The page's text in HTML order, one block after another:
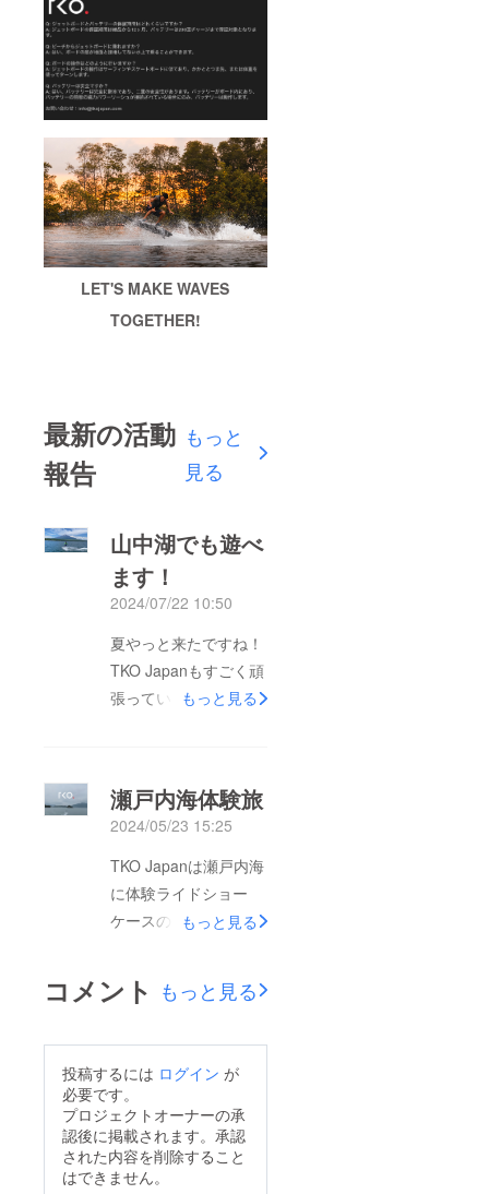
LET'S MAKE WAVES
TOGETHER!
最新の活動
報告
もっと
見る
山中湖でも遊べ
ます！
2024/07/22 10:50
夏やっと来たですね！
TKO Japanもすごく頑
張っているでやっと山
Yamanakako too!この
夏最高の水上遊びしな
い？ロイドより
もっと見る
瀬戸内海体験旅
2024/05/23 15:25
TKO Japanは瀬戸内海
に体験ライドショー
ケースのために行きま
て、瀬戸内海の美しさ
を体験できて嬉しかっ
ていて僕もとても嬉し
かったです。あいにく
天候には恵まれません
でしたが、良い体験試
もっと見る
コメント もっと見る
投稿するには ログイン が
必要です。
プロジェクトオーナーの承
認後に掲載されます。承認
された内容を削除すること
はできません。